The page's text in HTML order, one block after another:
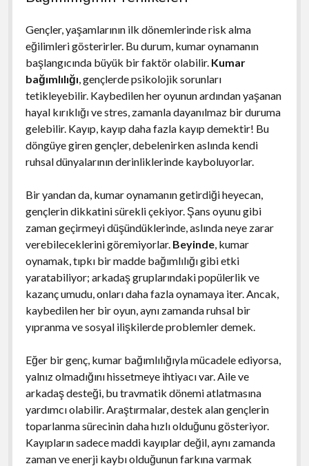
Gençler, yaşamlarının ilk dönemlerinde risk alma
eğilimleri gösterirler. Bu durum, kumar oynamanın
başlangıcında büyük bir faktör olabilir. Kumar
bağımlılığı, gençlerde psikolojik sorunları
tetikleyebilir. Kaybedilen her oyunun ardından yaşanan
hayal kırıklığı ve stres, zamanla dayanılmaz bir duruma
gelebilir. Kayıp, kayıp daha fazla kayıp demektir! Bu
döngüye giren gençler, debelenirken aslında kendi
ruhsal dünyalarının derinliklerinde kayboluyorlar.
Bir yandan da, kumar oynamanın getirdiği heyecan,
gençlerin dikkatini sürekli çekiyor. Şans oyunu gibi
zaman geçirmeyi düşündüklerinde, aslında neye zarar
verebileceklerini göremiyorlar. Beyinde, kumar
oynamak, tıpkı bir madde bağımlılığı gibi etki
yaratabiliyor; arkadaş gruplarındaki popülerlik ve
kazanç umudu, onları daha fazla oynamaya iter. Ancak,
kaybedilen her bir oyun, aynı zamanda ruhsal bir
yıpranma ve sosyal ilişkilerde problemler demek.
Eğer bir genç, kumar bağımlılığıyla mücadele ediyorsa,
yalnız olmadığını hissetmeye ihtiyacı var. Aile ve
arkadaş desteği, bu travmatik dönemi atlatmasına
yardımcı olabilir. Araştırmalar, destek alan gençlerin
toparlanma sürecinin daha hızlı olduğunu gösteriyor.
Kayıpların sadece maddi kayıplar değil, aynı zamanda
zaman ve enerji kaybı olduğunun farkına varmak